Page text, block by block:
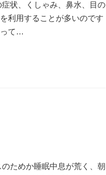
状、くしゃみ、鼻水、目の
利用することが多いのです
って…
ためか睡眠中息が荒く、朝